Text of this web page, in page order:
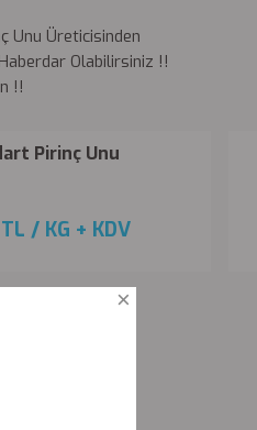
Unu Üreticisinden
Olabilirsiniz !!
!!
Pirinç Unu
/ KG + KDV